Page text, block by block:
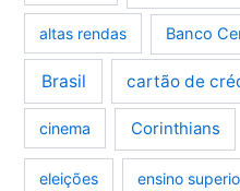
altas rendas Banco
Brasil cartão de
cinema Corinthians
eleições ensino